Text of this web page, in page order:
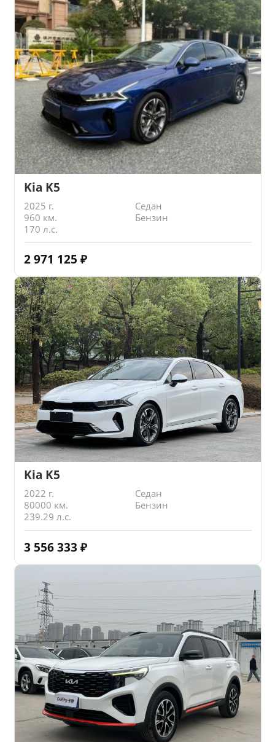
Kia K5
2025 г.
Седан
960 км.
Бензин
170 л.с.
2 971 125 ₽
Kia K5
2022 г.
Седан
80000 км.
Бензин
239.29 л.с.
3 556 333 ₽